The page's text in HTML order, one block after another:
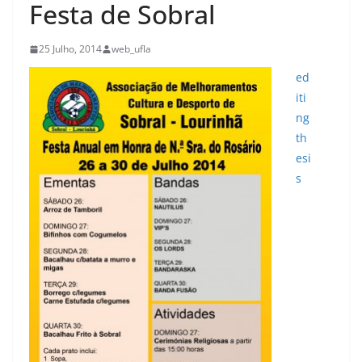
Festa de Sobral
25 Julho, 2014 web_ufla
ed
iti
ng
th
esi
s